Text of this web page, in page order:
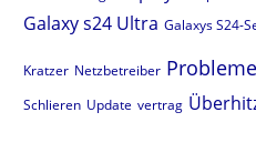
Galaxy s24 Ultra Galaxys S24-
Kratzer Netzbetreiber Probleme
Schlieren Update vertrag